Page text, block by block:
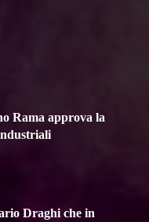
Rama approva la
Draghi che in